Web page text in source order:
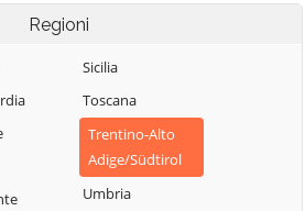
Fassa-Sèn Jan
Dorsino
San Michele
all'Adige
Sant'Orsola
Terme
Regioni
Sicilia
Toscana
Trentino-Alto
Adige/Südtirol
Umbria